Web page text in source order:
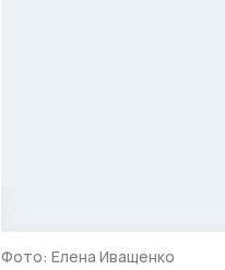
Фото: Елена Иващенко